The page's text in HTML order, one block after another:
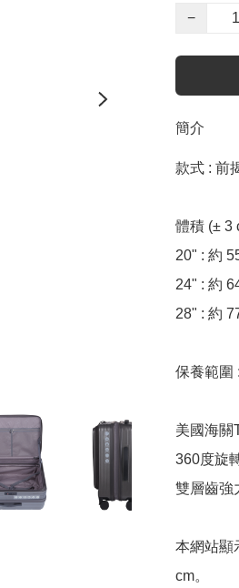
−
簡介
款式 : 前
體積 (± 3
20" : 約
24" : 約
28" : 約
保養範圍
美國海關
360度旋
雙層齒強
本網站顯
cm。